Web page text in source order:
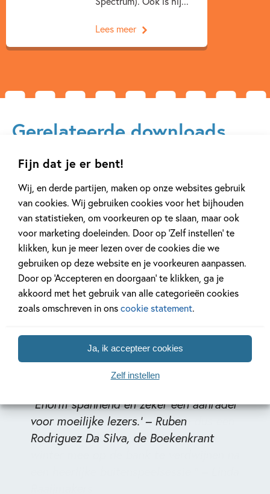
Fijn dat je er bent!
Wij, en derde partijen, maken op onze websites gebruik
van cookies. Wij gebruiken cookies voor het bijhouden
van statistieken, om voorkeuren op te slaan, maar ook
voor marketing doeleinden. Door op ‘Zelf instellen’ te
klikken, kun je meer lezen over de cookies die we
gebruiken op deze website en je voorkeuren aanpassen.
Door op ‘Accepteren en doorgaan’ te klikken, ga je
akkoord met het gebruik van alle categorieën cookies
zoals omschreven in onscookie statement.
Ja, ik accepteer cookies
Zelf instellen
Lees meer
Gerelateerde downloads
"Enorm spannend en zeker een aanrader
voor moeilijke lezers.’ – Ruben
Rodriguez Da Silva, de Boekenkrant